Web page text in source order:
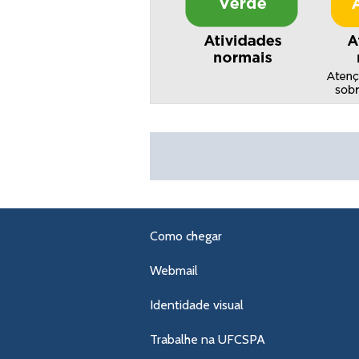
Como chegar
Webmail
Identidade visual
Trabalhe na UFCSPA